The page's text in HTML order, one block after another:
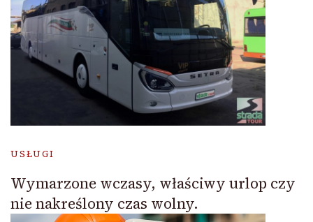
USŁUGI
Wymarzone wczasy, właściwy urlop czy
nie nakreślony czas wolny.